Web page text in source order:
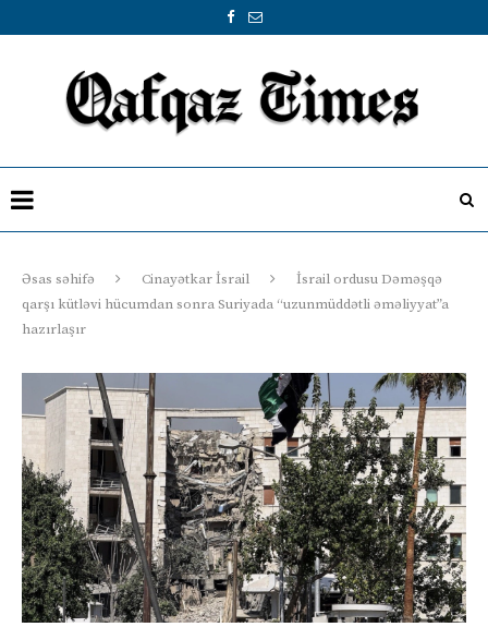
Əsas səhifə Cinayətkar İsrail
İsrail ordusu Dəməşqə
qarşı kütləvi hücumdan sonra Suriyada “uzunmüddətli əməliyyat”a
hazırlaşır